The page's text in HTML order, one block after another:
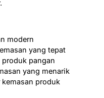
modern
yang tepat
produk pangan
yang menarik
produk